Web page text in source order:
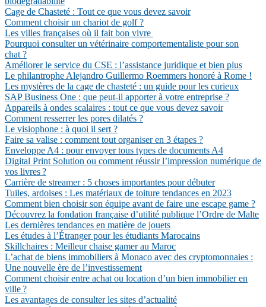
Cage de Chasteté : Tout ce que vous devez savoir
Comment choisir un chariot de golf ?
Les villes françaises où il fait bon vivre
Pourquoi consulter un vétérinaire comportementaliste pour son
chat ?
Améliorer le service du CSE : l’assistance juridique et bien plus
Le philantrophe Alejandro Guillermo Roemmers honoré à Rome !
Les mystères de la cage de chasteté : un guide pour les curieux
SAP Business One : que peut-il apporter à votre entreprise ?
Appareils à ondes scalaires : tout ce que vous devez savoir
Comment resserrer les pores dilatés ?
Le visiophone : à quoi il sert ?
Faire sa valise : comment tout organiser en 3 étapes ?
Enveloppe A4 : pour envoyer tous types de documents A4
Digital Print Solution ou comment réussir l’impression numérique de
vos livres ?
Carrière de streamer : 5 choses importantes pour débuter
Tuiles, ardoises : Les matériaux de toiture tendances en 2023
Comment bien choisir son équipe avant de faire une escape game ?
Découvrez la fondation française d’utilité publique l’Ordre de Malte
Les dernières tendances en matière de jouets
Les études à l’Étranger pour les étudiants Marocains
Skillchaires : Meilleur chaise gamer au Maroc
L’achat de biens immobiliers à Monaco avec des cryptomonnaies :
Une nouvelle ère de l’investissement
Comment choisir entre achat ou location d’un bien immobilier en
ville ?
Les avantages de consulter les sites d’actualité